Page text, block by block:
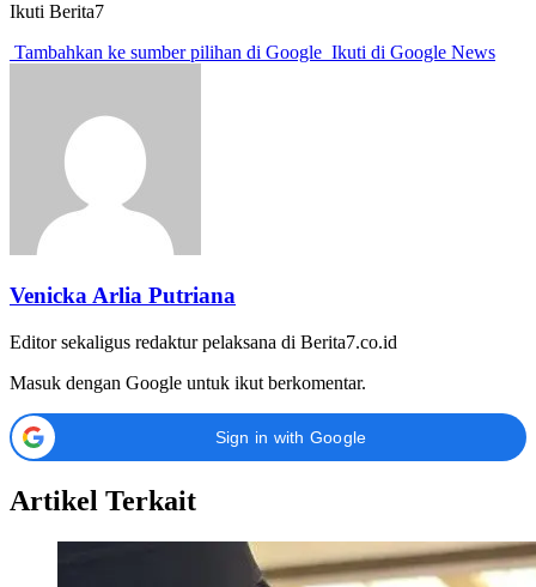
Ikuti Berita7
Tambahkan ke sumber pilihan di Google Ikuti di Google News
Venicka Arlia Putriana
Editor sekaligus redaktur pelaksana di Berita7.co.id
Masuk dengan Google untuk ikut berkomentar.
Sign in with Google
Artikel Terkait